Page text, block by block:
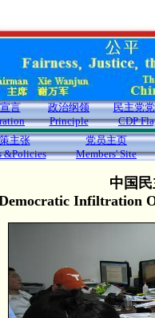
言
政治纲领
Principle
民主党
CDP
主张
&Policies
党员主页
Members' Site
中国
Infiltration